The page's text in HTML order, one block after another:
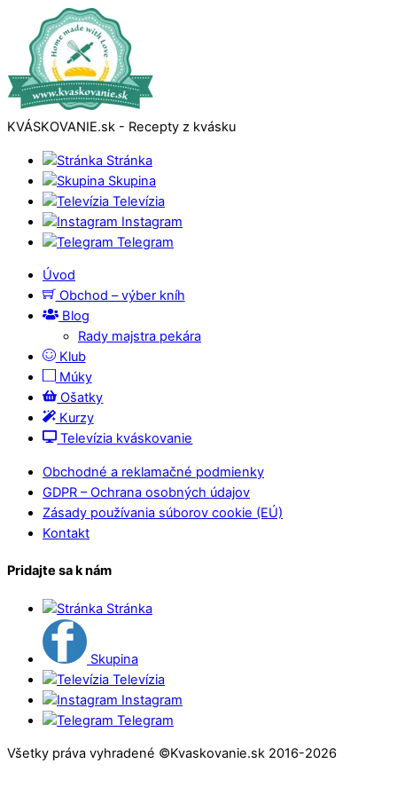
KVÁSKOVANIE.sk - Recepty z kvásku
Stránka
Skupina
Televízia
Instagram
Telegram
Úvod
Obchod – výber kníh
Blog
Rady majstra pekára
Klub
Múky
Ošatky
Kurzy
Televízia kváskovanie
Obchodné a reklamačné podmienky
GDPR – Ochrana osobných údajov
Zásady používania súborov cookie (EÚ)
Kontakt
Pridajte sa k nám
Stránka
Skupina
Televízia
Instagram
Telegram
Všetky práva vyhradené ©Kvaskovanie.sk 2016-2026